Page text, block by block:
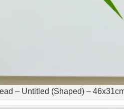
– Untitled (Shaped) –